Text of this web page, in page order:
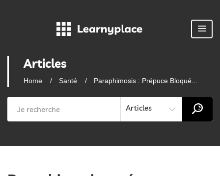
Articles
Home Santé Paraphimosis : Prépuce Bloqué...
Articles